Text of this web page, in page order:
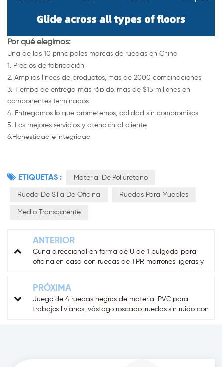
Por qué elegirnos:
Una de las 10 principales marcas de ruedas en China
1. Precios de fabricación
2. Amplias líneas de productos, más de 2000 combinaciones
3. Tiempo de entrega más rápido, más de $15 millones en
componentes terminados
4. Entregamos lo que prometemos, calidad sin compromisos
5. Los mejores servicios y atención al cliente
6.Honestidad e integridad
ETIQUETAS : Material De Poliuretano
Rueda De Silla De Oficina Ruedas Para Muebles
Medio Transparente
ANTERIOR
Cuna direccional en forma de U de 1 pulgada para
oficina en casa con ruedas de TPR marrones ligeras y
PRÓXIMA
Juego de 4 ruedas negras de material PVC para
trabajos livianos, vástago roscado, ruedas sin ruido con